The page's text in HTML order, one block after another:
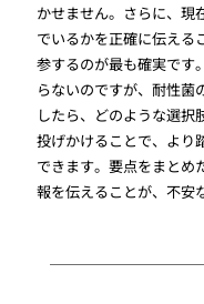
かせません。さらに、現
でいるかを正確に伝える
参するのが最も確実です
らないのですが、耐性菌
したら、どのような選択
投げかけることで、より
できます。要点をまとめ
報を伝えることが、不安